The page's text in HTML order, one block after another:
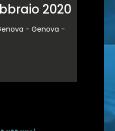
2020
- Genova -